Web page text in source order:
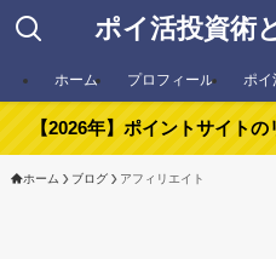
ポイ活投資術
ホーム プロフィール ポイ
【2026年】ポイントサイトの
ホーム ブログ アフィリエイト